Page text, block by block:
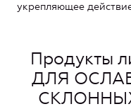
укрепляющее
Продукты
ДЛЯ